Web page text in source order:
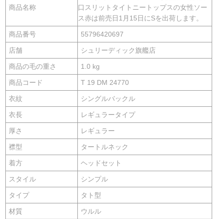
商品名称
口スリットタイトニートップスの女性ソー
ス赤は前売日1月15日にSを出荷します。
商品番号 55796420697
店舗 シュリーディック旗艦店
商品の毛の重さ 1.0 kg
商品コード T 19 DM 24770
衣紋 シングルバックル
衣長 レギュラータイプ
厚さ レギュラー
襟型 タートルネック
着方 ヘッドセット
スタイル シンプル
タイプ タト型
材質 ウルル